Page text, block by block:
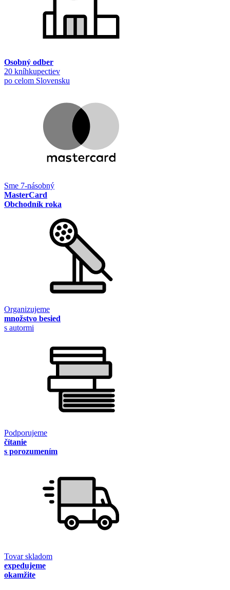
Osobný odber
20 kníhkupectiev
po celom Slovensku
Sme 7-násobný
MasterCard
Obchodník roka
Organizujeme
množstvo besied
s autormi
Podporujeme
čítanie
s porozumením
Tovar skladom
expedujeme
okamžite